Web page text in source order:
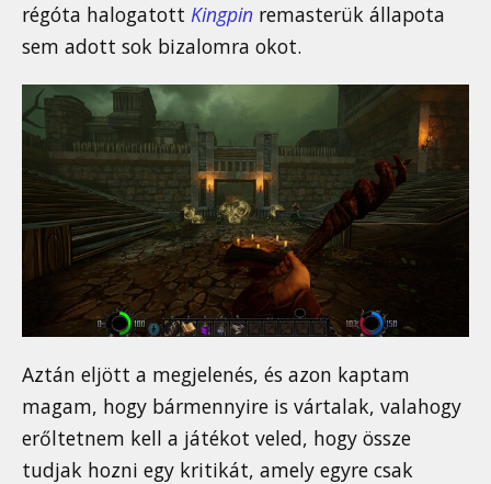
régóta halogatott Kingpin remasterük állapota
sem adott sok bizalomra okot.
Aztán eljött a megjelenés, és azon kaptam
magam, hogy bármennyire is vártalak, valahogy
erőltetnem kell a játékot veled, hogy össze
tudjak hozni egy kritikát, amely egyre csak